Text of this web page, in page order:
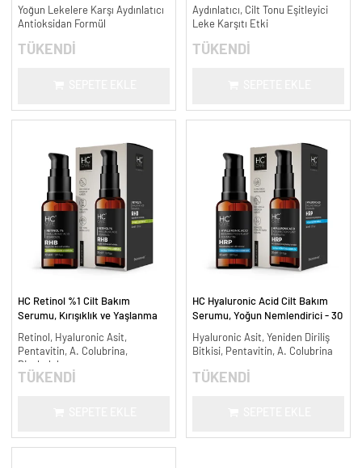
ml.
Yoğun Lekelere Karşı Aydınlatıcı
Antioksidan Formül
TÜKENDİ
ml.
Aydınlatıcı, Cilt Tonu Eşitleyici
Leke Karşıtı Etki
TÜKENDİ
HC Retinol %1 Cilt Bakım
Serumu, Kırışıklık ve Yaşlanma
Retinol, Hyaluronic Asit,
Pentavitin, A. Colubrina,
Bisabolol
TÜKENDİ
HC Hyaluronic Acid Cilt Bakım
Serumu, Yoğun Nemlendirici - 30
Hyaluronic Asit, Yeniden Diriliş
Bitkisi, Pentavitin, A. Colubrina
TÜKENDİ